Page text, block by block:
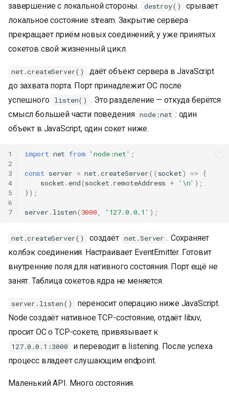
завершение с локальной стороны.
destroy()
срывает
локальное состояние stream. Закрытие сервера
прекращает приём новых соединений; у уже принятых
сокетов свой жизненный цикл.
net.createServer()
даёт объект сервера в JavaScript
до захвата порта. Порт принадлежит ОС после
успешного listen() . Это разделение — откуда берётся
смысл большей части поведения node:net : один
объект в JavaScript, один сокет ниже.
1
2
3
4
5
6
7
import net from 'node:net' ;
const server = net .createServer(( socket) =>
{
socket . end(socket .remoteAddress + '\n' );
});
server . listen( 3000, '127.0.0.1' );
net.createServer() создаёт net.Server . Сохраняет
колбэк соединения. Настраивает EventEmitter. Готовит
внутренние поля для нативного состояния. Порт ещё не
занят. Таблица сокетов ядра не меняется.
server.listen()
переносит операцию ниже JavaScript.
Node создаёт нативное TCP-состояние, отдаёт libuv,
просит ОС о TCP-сокете, привязывает к
127.0.0.1:3000
и переводит в listening. После успеха
процесс владеет слушающим endpoint.
Маленький API. Много состояния.